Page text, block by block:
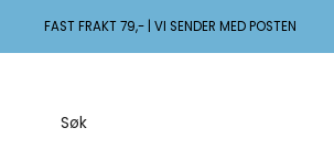
Hopp til innhold
FAST FRAKT 79,- | VI SENDER MED POSTEN